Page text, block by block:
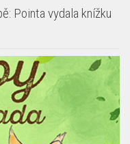
Pointa vydala knížku